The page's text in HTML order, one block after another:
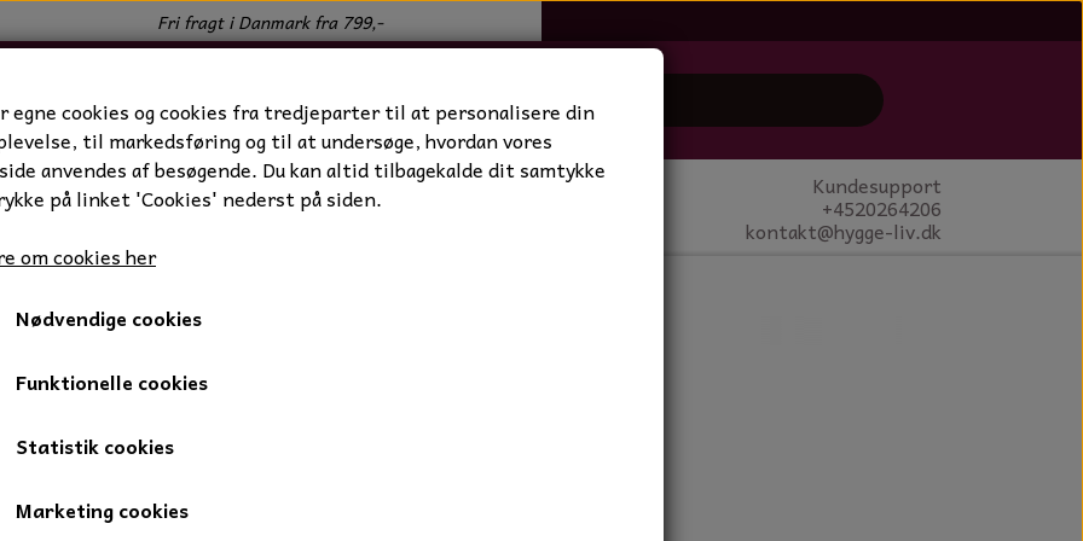
Fri fragt i Danmark fra 799,-
Kundesupport
+4520264206
kontakt@hygge-liv.dk
Gypsy XL hammam badehåndklæder
Gypsy karry
199,00 kr.
159,00 kr.
egne cookies og cookies fra tredjeparter til at personalisere din
til markedsføring og til at undersøge, hvordan vores
anvendes af besøgende. Du kan altid tilbagekalde dit samtykke
på linket 'Cookies' nederst på siden.
om cookies her
Nødvendige cookies
Funktionelle cookies
Statistik cookies
Marketing cookies